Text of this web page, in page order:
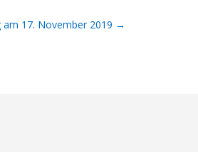
17. November 2019 →